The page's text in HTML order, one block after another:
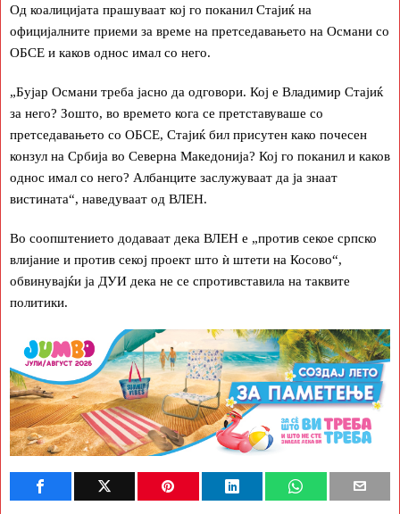
Од коалицијата прашуваат кој го поканил Стајиќ на
официјалните приеми за време на претседавањето на Османи со
ОБСЕ и каков однос имал со него.
„Бујар Османи треба јасно да одговори. Кој е Владимир Стајиќ
за него? Зошто, во времето кога се претставуваше со
претседавањето со ОБСЕ, Стајиќ бил присутен како почесен
конзул на Србија во Северна Македонија? Кој го поканил и каков
однос имал со него? Албанците заслужуваат да ја знаат
вистината“, наведуваат од ВЛЕН.
Во соопштението додаваат дека ВЛЕН е „против секое српско
влијание и против секој проект што ѝ штети на Косово“,
обвинувајќи ја ДУИ дека не се спротивставила на таквите
политики.